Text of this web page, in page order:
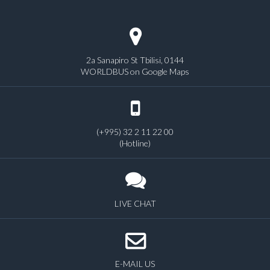
2a Sanapiro St Tbilisi, 0144
WORLDBUS on Google Maps
(+995) 32 2 11 22 00
(Hotline)
LIVE CHAT
E-MAIL US